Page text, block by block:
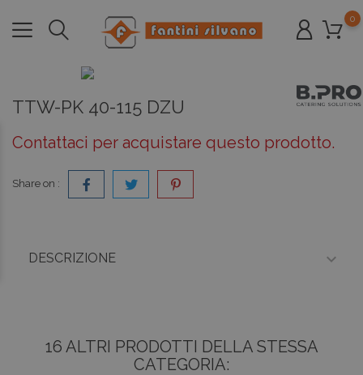
0
TTW-PK 40-115 DZU
Contattaci per acquistare questo prodotto.
Share on :
DESCRIZIONE 
16 ALTRI PRODOTTI DELLA STESSA
CATEGORIA: